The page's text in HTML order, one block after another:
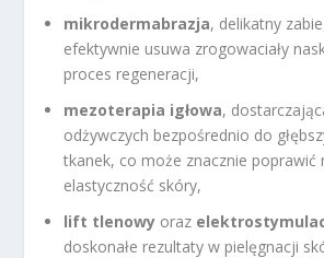
mikrodermabrazja, delikatny
efektywnie usuwa zrogowaciały
proces regeneracji,
mezoterapia igłowa,
odżywczych bezpośrednio do
tkanek, co może znacznie poprawić
elastyczność skóry,
lift tlenowy oraz
doskonałe rezultaty w pielęgnacji